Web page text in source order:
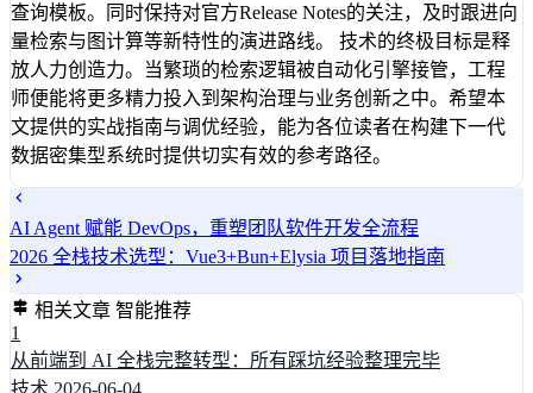
查询模板。同时保持对官方Release Notes的关注，及时跟进向
量检索与图计算等新特性的演进路线。 技术的终极目标是释
放人力创造力。当繁琐的检索逻辑被自动化引擎接管，工程
师便能将更多精力投入到架构治理与业务创新之中。希望本
文提供的实战指南与调优经验，能为各位读者在构建下一代
数据密集型系统时提供切实有效的参考路径。
AI Agent 赋能 DevOps，重塑团队软件开发全流程
2026 全栈技术选型：Vue3+Bun+Elysia 项目落地指南
相关文章 智能推荐
1
从前端到 AI 全栈完整转型：所有踩坑经验整理完毕
技术 2026-06-04